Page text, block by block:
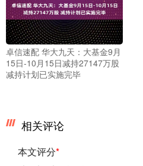
卓信速配 华大九天：大基金9月
15日-10月15日减持27147万股
减持计划已实施完毕
相关评论
本文评分*